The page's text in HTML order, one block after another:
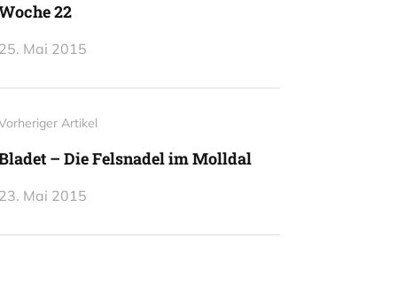
22
Mai 2015
Artikel
– Die Felsnadel im Molldal
Mai 2015